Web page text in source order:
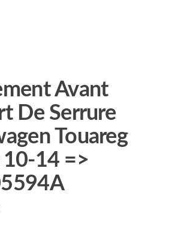
Avant
De Serrure
Touareg
10-14 =>